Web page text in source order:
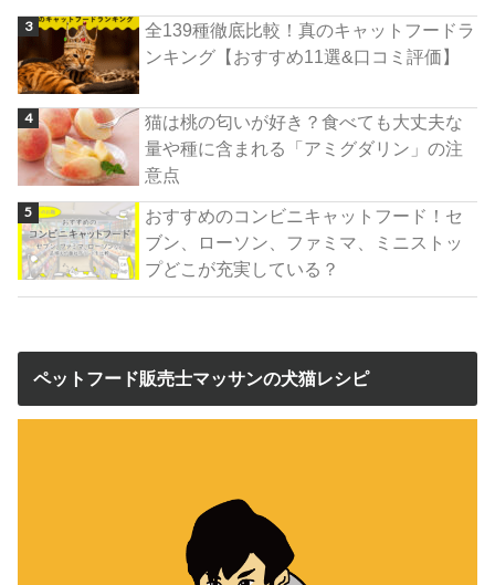
全139種徹底比較！真のキャットフードラ
ンキング【おすすめ11選&口コミ評価】
猫は桃の匂いが好き？食べても大丈夫な
量や種に含まれる「アミグダリン」の注
意点
おすすめのコンビニキャットフード！セ
ブン、ローソン、ファミマ、ミニストッ
プどこが充実している？
ペットフード販売士マッサンの犬猫レシピ